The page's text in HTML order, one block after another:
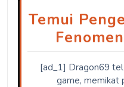
Temui
[ad_1] Dragon69
game, memikat